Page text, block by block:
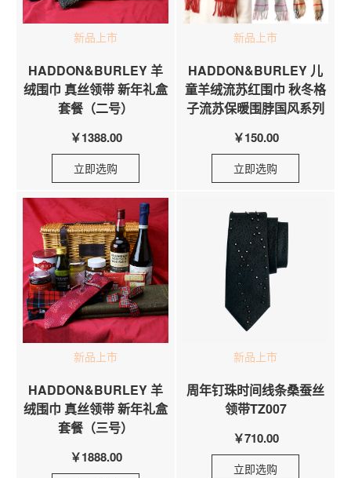
新品上市
HADDON&BURLEY 羊
绒围巾 真丝领带 新年礼盒
套餐（二号）
￥1388.00
立即选购
新品上市
HADDON&BURLEY 儿
童羊绒流苏红围巾 秋冬格
子流苏保暖围脖国风系列
￥150.00
立即选购
新品上市
HADDON&BURLEY 羊
绒围巾 真丝领带 新年礼盒
套餐（三号）
￥1888.00
新品上市
周年钉珠时间线条桑蚕丝
领带TZ007
￥710.00
立即选购